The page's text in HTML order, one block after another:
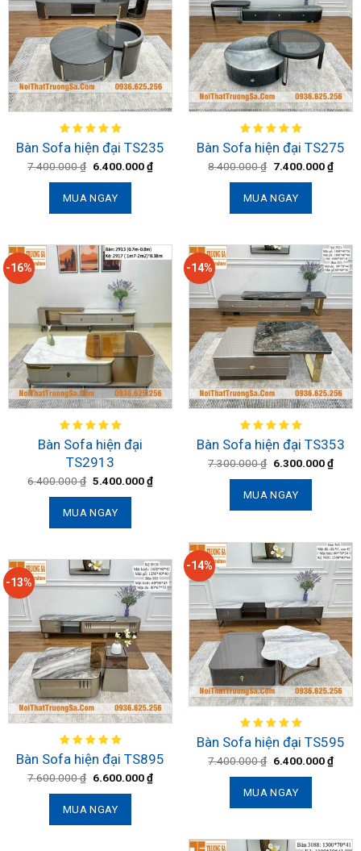
Bàn Sofa hiện đại TS235
7.400.000₫ 6.400.000₫
MUA NGAY
Bàn Sofa hiện đại TS275
8.400.000₫ 7.400.000₫
MUA NGAY
-16%
Bàn Sofa hiện đại
TS2913
6.400.000₫ 5.400.000₫
MUA NGAY
-14%
Bàn Sofa hiện đại TS353
7.300.000₫ 6.300.000₫
MUA NGAY
-14%
Bàn Sofa hiện đại TS595
7.400.000₫ 6.400.000₫
MUA NGAY
-13%
Bàn Sofa hiện đại TS895
7.600.000₫ 6.600.000₫
MUA NGAY